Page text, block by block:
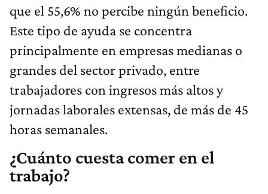
que el 55,6% no percibe ningún beneficio.
Este tipo de ayuda se concentra
principalmente en empresas medianas o
grandes del sector privado, entre
trabajadores con ingresos más altos y
jornadas laborales extensas, de más de 45
horas semanales.
¿Cuánto cuesta comer en el
trabajo?